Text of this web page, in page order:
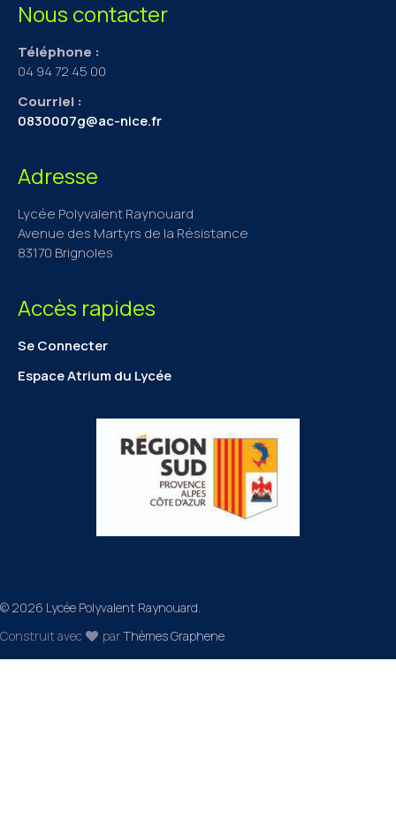
Nous contacter
Téléphone :
04 94 72 45 00
Courriel :
0830007g@ac-nice.fr
Adresse
Lycée Polyvalent Raynouard
Avenue des Martyrs de la Résistance
83170 Brignoles
Accès rapides
Se Connecter
Espace Atrium du Lycée
© 2026 Lycée Polyvalent Raynouard.
Construit avec
parThèmes Graphene.